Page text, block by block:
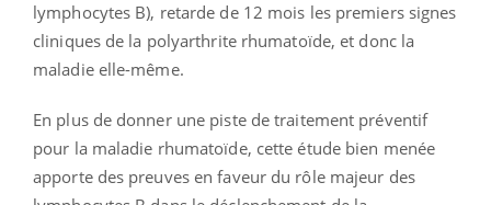
lymphocytes B), retarde de 12 mois les premiers signes
cliniques de la polyarthrite rhumatoïde, et donc la
maladie elle-même.
En plus de donner une piste de traitement préventif
pour la maladie rhumatoïde, cette étude bien menée
apporte des preuves en faveur du rôle majeur des